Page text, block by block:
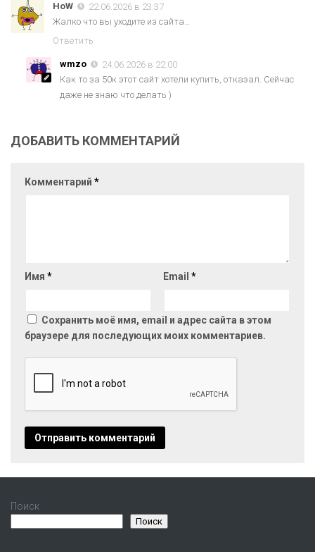
HoW
22.06.2026 в 23:37
Жалко что вы уходите из сайта…
Ответить
wmzo
24.06.2026 в 22:00
Как то за 50к этот сайт хотели купить, отказал. Сейчас
даже не знаю что делать )
ДОБАВИТЬ КОММЕНТАРИЙ
Комментарий *
Имя * Email *
Сохранить моё имя, email и адрес сайта в этом
браузере для последующих моих комментариев.
Поиск
Поиск